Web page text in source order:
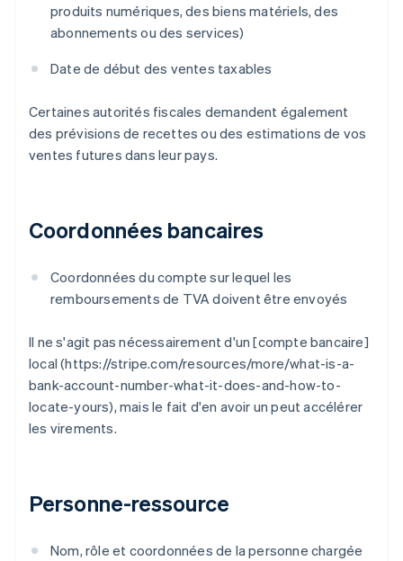
produits numériques, des biens matériels, des
abonnements ou des services)
Date de début des ventes taxables
Certaines autorités fiscales demandent également
des prévisions de recettes ou des estimations de vos
ventes futures dans leur pays.
Coordonnées bancaires
Coordonnées du compte sur lequel les
remboursements de TVA doivent être envoyés
Il ne s'agit pas nécessairement d'un [compte bancaire]
local (https://stripe.com/resources/more/what-is-a-
bank-account-number-what-it-does-and-how-to-
locate-yours), mais le fait d'en avoir un peut accélérer
les virements.
Personne-ressource
Nom, rôle et coordonnées de la personne chargée